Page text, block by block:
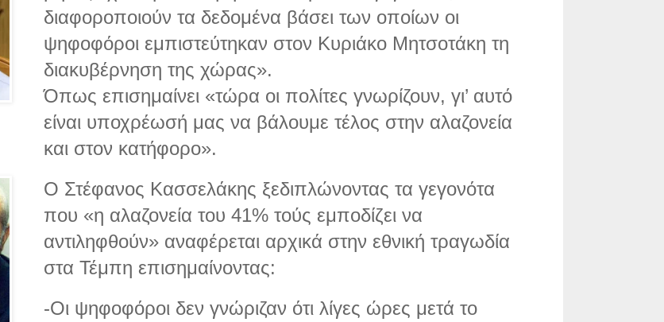
διαφοροποιούν τα δεδομένα βάσει των οποίων οι
ψηφοφόροι εμπιστεύτηκαν στον Κυριάκο Μητσοτάκη τη
διακυβέρνηση της χώρας».
Όπως επισημαίνει «τώρα οι πολίτες γνωρίζουν, γι’ αυτό
είναι υποχρέωσή μας να βάλουμε τέλος στην αλαζονεία
και στον κατήφορο».
Ο Στέφανος Κασσελάκης ξεδιπλώνοντας τα γεγονότα
που «η αλαζονεία του 41% τούς εμποδίζει να
αντιληφθούν» αναφέρεται αρχικά στην εθνική τραγωδία
στα Τέμπη επισημαίνοντας:
-Οι ψηφοφόροι δεν γνώριζαν ότι λίγες ώρες μετά το